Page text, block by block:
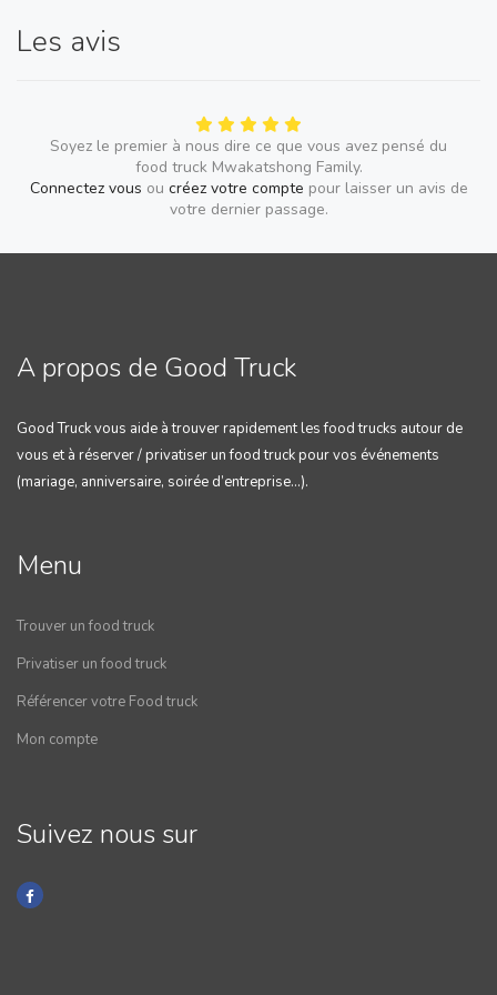
Les avis
Soyez le premier à nous dire ce que vous avez pensé du
food truck Mwakatshong Family.
Connectez vous ou créez votre compte pour laisser un avis de
votre dernier passage.
A propos de Good Truck
Good Truck vous aide à trouver rapidement les food trucks autour de
vous et à réserver / privatiser un food truck pour vos événements
(mariage, anniversaire, soirée d’entreprise…).
Menu
Trouver un food truck
Privatiser un food truck
Référencer votre Food truck
Mon compte
Suivez nous sur